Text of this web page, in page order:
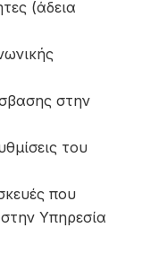
(άδεια
στην
του
που
Υπηρεσία